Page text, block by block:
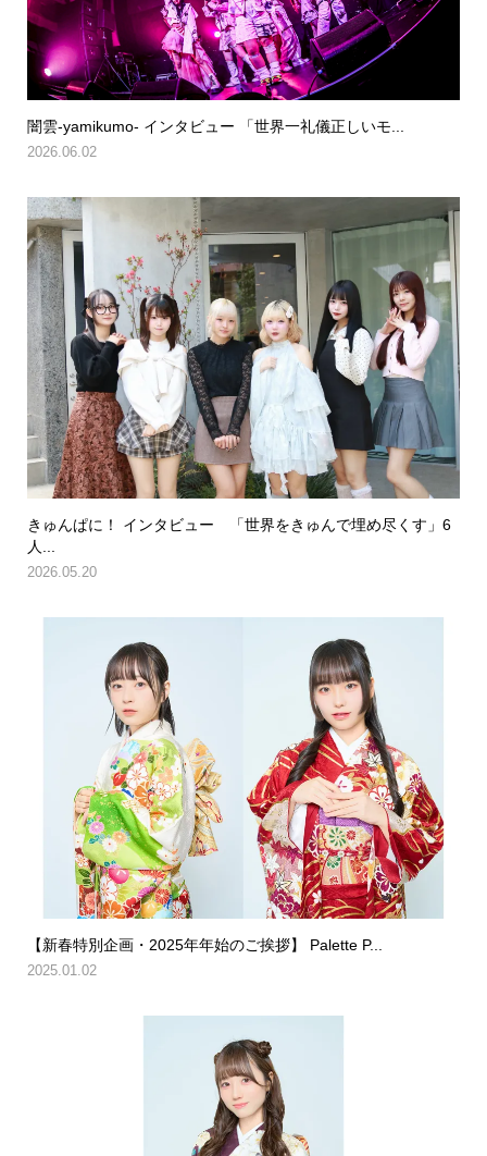
闇雲-yamikumo- インタビュー 「世界一礼儀正しいモ...
2026.06.02
きゅんぱに！ インタビュー 「世界をきゅんで埋め尽くす」6
人...
2026.05.20
【新春特別企画・2025年年始のご挨拶】 Palette P...
2025.01.02